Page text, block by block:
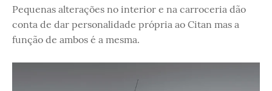
Pequenas alterações no interior e na carroceria dão
conta de dar personalidade própria ao Citan mas a
função de ambos é a mesma.